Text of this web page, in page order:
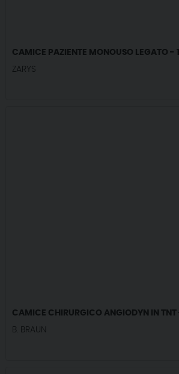
CAMICE PAZIENTE MONOUSO LEGATO -
ZARYS
CAMICE CHIRURGICO ANGIODYN IN
B. BRAUN